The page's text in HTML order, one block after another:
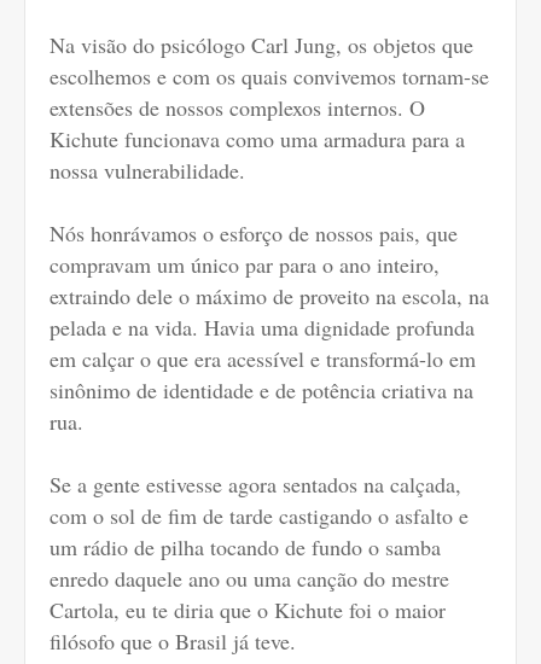
Na visão do psicólogo Carl Jung, os objetos que
escolhemos e com os quais convivemos tornam-se
extensões de nossos complexos internos. O
Kichute funcionava como uma armadura para a
nossa vulnerabilidade.
Nós honrávamos o esforço de nossos pais, que
compravam um único par para o ano inteiro,
extraindo dele o máximo de proveito na escola, na
pelada e na vida. Havia uma dignidade profunda
em calçar o que era acessível e transformá-lo em
sinônimo de identidade e de potência criativa na
rua.
Se a gente estivesse agora sentados na calçada,
com o sol de fim de tarde castigando o asfalto e
um rádio de pilha tocando de fundo o samba
enredo daquele ano ou uma canção do mestre
Cartola, eu te diria que o Kichute foi o maior
filósofo que o Brasil já teve.